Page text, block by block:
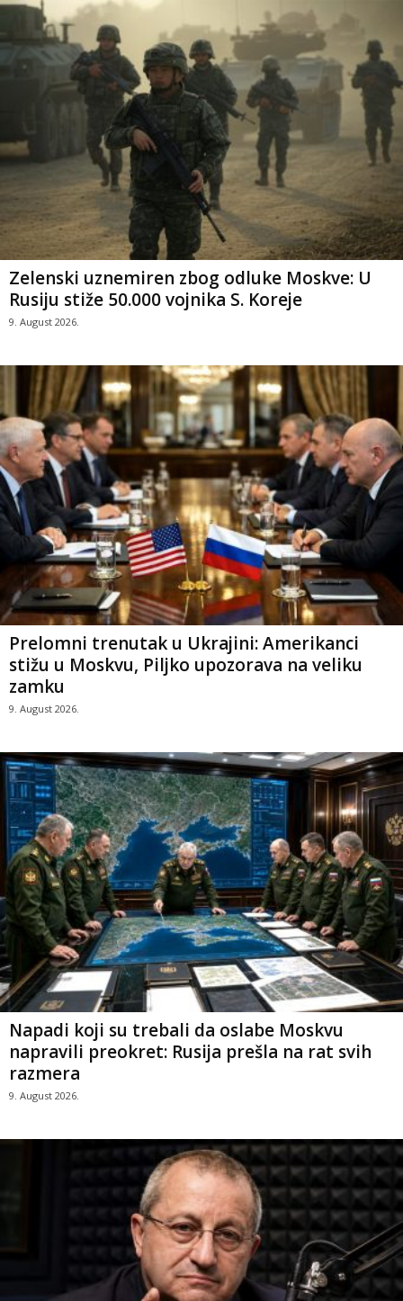
Zelenski uznemiren zbog odluke Moskve: U
Rusiju stiže 50.000 vojnika S. Koreje
9. August 2026.
Prelomni trenutak u Ukrajini: Amerikanci
stižu u Moskvu, Piljko upozorava na veliku
zamku
9. August 2026.
Napadi koji su trebali da oslabe Moskvu
napravili preokret: Rusija prešla na rat svih
razmera
9. August 2026.